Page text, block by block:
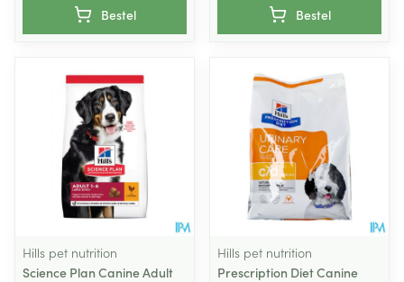
Bestel Bestel
Hills pet nutrition
Science Plan Canine Adult
Hills pet nutrition
Prescription Diet Canine